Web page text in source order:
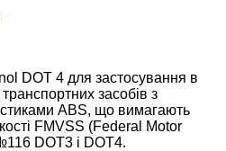
DOT 4 для застосування в
засобів з
ABS, що вимагають
FMVSS (Federal Motor
DOT3 і DOT4.